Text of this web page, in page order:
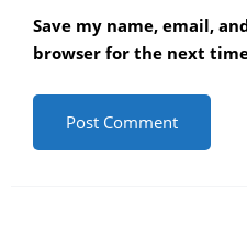
Save my name, email,
browser for the next